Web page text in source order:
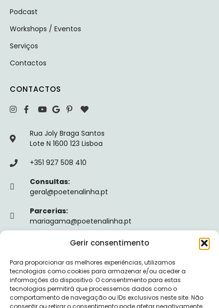
Gerir consentimento
Para proporcionar as melhores experiências, utilizamos
tecnologias como cookies para armazenar e/ou aceder a
informações do dispositivo. O consentimento para estas
tecnologias permitirá que processemos dados como o
comportamento de navegação ou IDs exclusivos neste site. Não
consentir ou retirar o consentimento pode afetar negativamente
Podcast
Workshops / Eventos
Serviços
Contactos
CONTACTOS
Rua Joly Braga Santos
Lote N 1600 123 Lisboa
+351 927 508 410
Consultas:
geral@poetenalinha.pt
Parcerias:
mariagama@poetenalinha.pt
Política de privacidade
Termos e Condições
Livro de reclamações